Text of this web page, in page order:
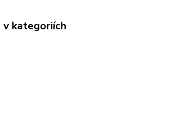
v kategoriích